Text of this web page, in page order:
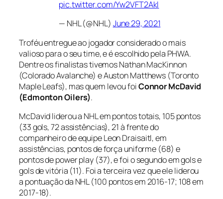
pic.twitter.com/Yw2VFT2Akl
— NHL (@NHL) June 29, 2021
Troféu entregue ao jogador considerado o mais
valioso para o seu time, e é escolhido pela PHWA.
Dentre os finalistas tivemos Nathan MacKinnon
(Colorado Avalanche) e Auston Matthews (Toronto
Maple Leafs), mas quem levou foiConnor McDavid
(Edmonton Oilers).
McDavid liderou a NHL em pontos totais, 105 pontos
(33 gols, 72 assistências), 21 à frente do
companheiro de equipe Leon Draisaitl, em
assistências, pontos de força uniforme (68) e
pontos depower play (37), e foi o segundo em gols e
gols de vitória (11). Foi a terceira vez que ele liderou
a pontuação da NHL (100 pontos em 2016-17; 108 em
2017-18).